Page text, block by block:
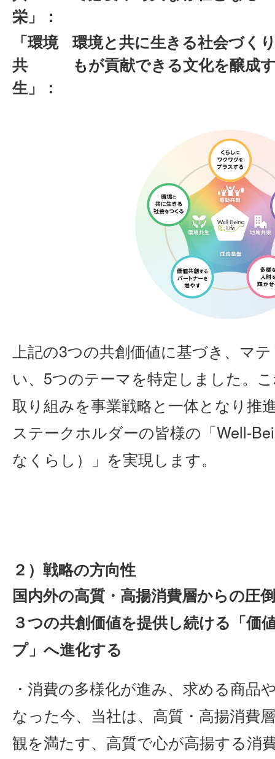
栄」：
「環境
共
生」：
環境と共に生きる社会づく
もが貢献できる文化を醸成
上記の3つの共創価値に基づき、マ
い、5つのテーマを特定しました。
取り組みを事業戦略と一体となり推
ステークホルダーの皆様の「Well-
なくらし）」を実現します。
２）戦略の方向性
国内外の高質・高揚消費層からの圧
３つの共創価値を提供し続ける「価
プ」へ進化する
・消費の多様化が進み、求める商品
なった今、当社は、高質・高揚消費
観を満たす、高質で心が高揚する消